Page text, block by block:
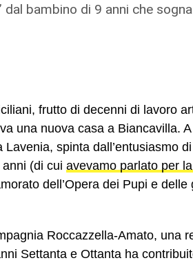
bambino di 9 anni che
frutto di decenni di lavoro
una nuova casa a Biancavilla.
spinta dall’entusiasmo
(di cui avevamo parlato per
dell’Opera dei Pupi e delle
Roccazzella-Amato, una
Settanta e Ottanta ha